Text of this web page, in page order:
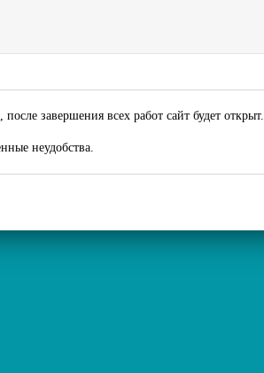
завершения всех работ сайт будет открыт.
неудобства.